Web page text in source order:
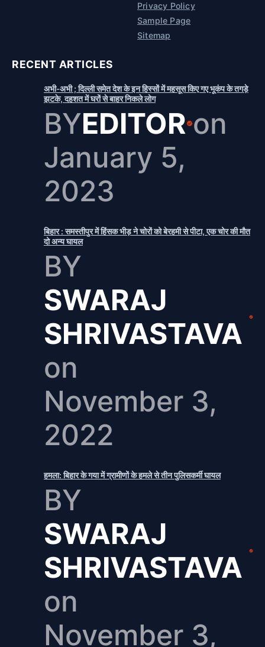
Privacy Policy
Sample Page
Sitemap
RECENT ARTICLES
अभी-अभी ; दिल्ली समेत देश के इन हिस्सों में महसूस किए गए भूकंप के तगड़े
झटके, दहशत में घरों से बाहर निकले लोग
BYEDITOR on
January 5,
2023
बिहार : समस्तीपुर में हिंसक भीड़ ने चोरों को बेरहमी से पीटा, एक चोर की मौत
दो अन्य घायल
BY
SWARAJ
SHRIVASTAVA
on
November 3,
2022
हमला: बिहार के गया में ग्रामीणों के हमले से तीन पुलिसकर्मी घायल
BY
SWARAJ
SHRIVASTAVA
on
November 3,